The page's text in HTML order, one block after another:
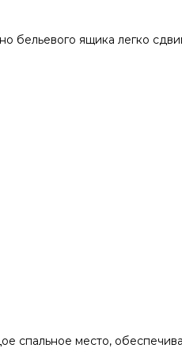
бельевого ящика легко
спальное место,